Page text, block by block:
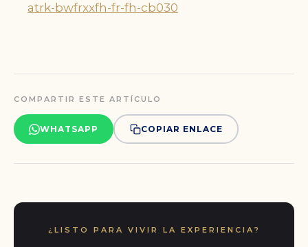
atrk-bwfrxxfh-fr-fh-cb030
COMPARTIR ESTE ARTÍCULO
WHATSAPP COPIAR ENLACE
¿LISTO PARA VIVIR LA EXPERIENCIA?